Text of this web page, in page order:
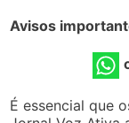
Avisos
É essencial que